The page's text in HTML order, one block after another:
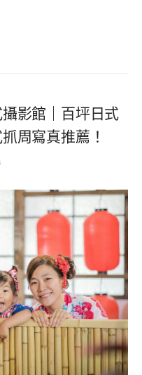
攝影館｜百坪日式
周寫真推薦！